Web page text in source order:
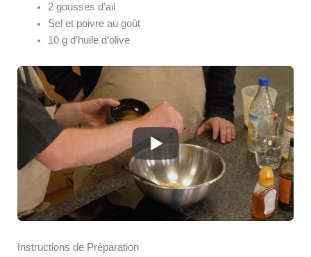
2 gousses d’ail
Sel et poivre au goût
10 g d’huile d’olive
Instructions de Préparation